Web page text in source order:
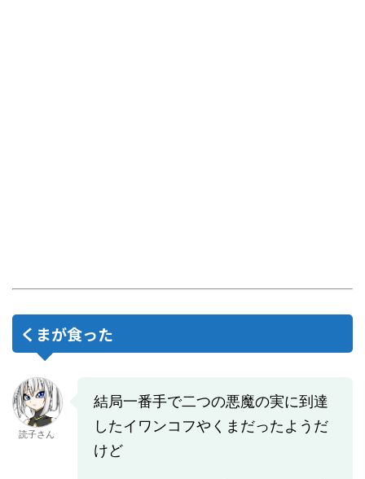
くまが食った
読子さん
結局一番手で二つの悪魔の実に到達
したイワンコフやくまだったようだ
けど